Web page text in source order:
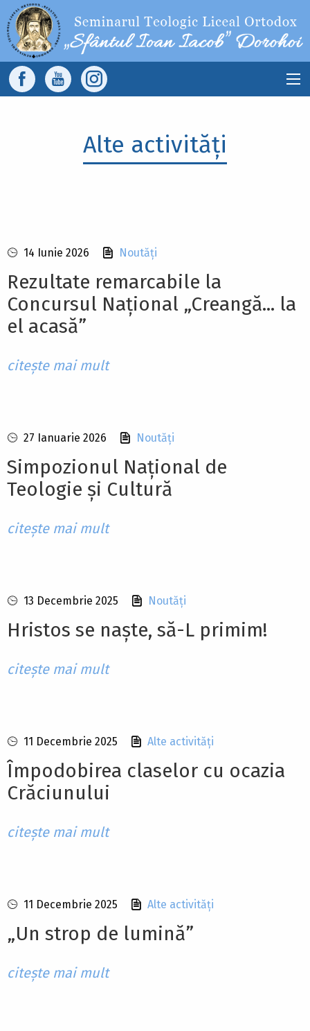
Sari la conținutul principal
Main
Alte activități
14 Iunie 2026 Noutăți
Rezultate remarcabile la
Concursul Național „Creangă... la
el acasă”
citește mai mult
27 Ianuarie 2026 Noutăți
Simpozionul Național de
Teologie și Cultură
citește mai mult
13 Decembrie 2025 Noutăți
Hristos se naște, să-L primim!
citește mai mult
11 Decembrie 2025 Alte activități
Împodobirea claselor cu ocazia
Crăciunului
citește mai mult
11 Decembrie 2025 Alte activități
„Un strop de lumină”
citește mai mult